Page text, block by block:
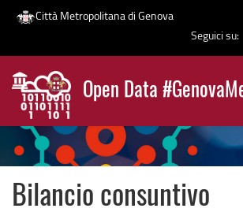
Salta
contenuto
principale
Città Metropolitana di Genova
Seguici su:
Open Data
News
Bilancio consuntivo